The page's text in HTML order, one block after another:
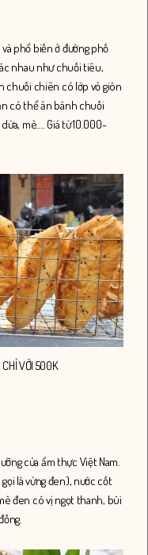
phổ biến ở đường phố
nhau như chuối tiêu,
chuối chiên có lớp vỏ giòn
có thể ăn bánh chuối
mè…. Giá từ 10.000-
CHỈ VỚI 500K
của ẩm thực Việt Nam.
là vừng đen), nước cốt
đen có vị ngọt thanh, bùi